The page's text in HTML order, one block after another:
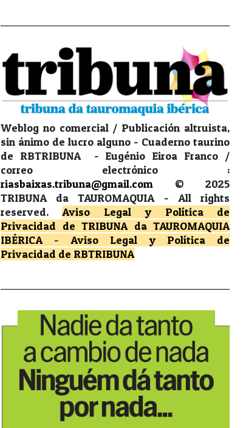
Weblog no comercial / Publicación altruista,
sin ánimo de lucro alguno - Cuaderno taurino
de RBTRIBUNA - Eugénio Eiroa Franco /
correo electrónico :
riasbaixas.tribuna@gmail.com
© 2025
TRIBUNA da TAUROMAQUIA - All rights
reserved.Aviso Legal y Política de
Privacidad
de TRIBUNA da TAUROMAQUIA
IBÉRICA- Aviso Legal y Política de
Privacidad de RBTRIBUNA